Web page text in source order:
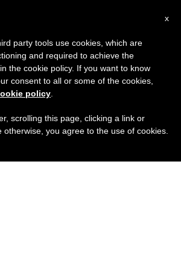
صلاة من اجل
لراحة نفس
x
party tools use cookies, which are
and required to achieve the
the cookie policy. If you want to know
consent to all or some of the cookies,
policy
scrolling this page, clicking a link or
otherwise, you agree to the use of cookies.